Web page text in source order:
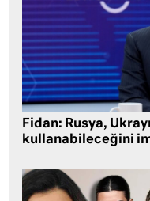
Fidan: Rusya,
kullanabileceğini